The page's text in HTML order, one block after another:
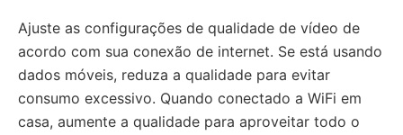
Ajuste as configurações de qualidade de vídeo de
acordo com sua conexão de internet. Se está usando
dados móveis, reduza a qualidade para evitar
consumo excessivo. Quando conectado a WiFi em
casa, aumente a qualidade para aproveitar todo o